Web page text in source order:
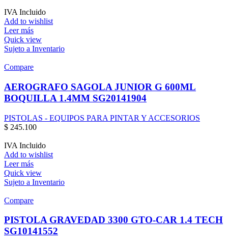
IVA Incluido
Add to wishlist
Leer más
Quick view
Sujeto a Inventario
Compare
AEROGRAFO SAGOLA JUNIOR G 600ML
BOQUILLA 1.4MM SG20141904
PISTOLAS - EQUIPOS PARA PINTAR Y ACCESORIOS
$ 245.100
IVA Incluido
Add to wishlist
Leer más
Quick view
Sujeto a Inventario
Compare
PISTOLA GRAVEDAD 3300 GTO-CAR 1.4 TECH
SG10141552